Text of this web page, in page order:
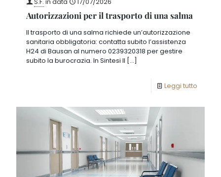
Autorizzazioni per il trasporto di una salma
Il trasporto di una salma richiede un’autorizzazione
sanitaria obbligatoria: contatta subito l’assistenza
H24 di Bausan al numero 0239320318 per gestire
subito la burocrazia. In Sintesi Il […]
Leggi tutto